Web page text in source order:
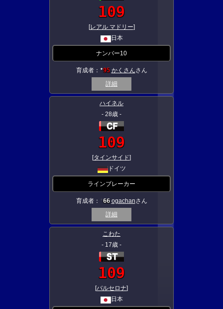
109
[レアル マドリー]
日本
ナンバー10
育成者： ★95 かくさんさん
詳細
ハイネル
- 28歳 -
109
[タインサイド]
ドイツ
ラインブレーカー
育成者： 66 ogachanさん
詳細
こわた
- 17歳 -
109
[バルセロナ]
日本